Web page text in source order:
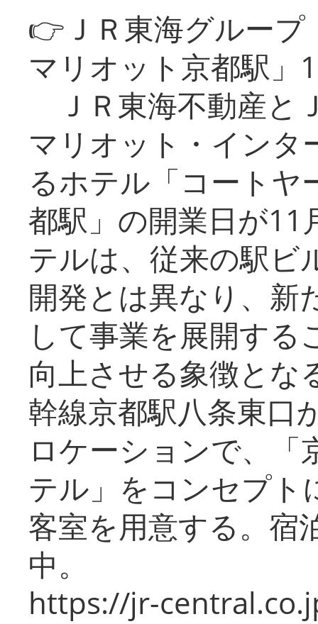
👉ＪＲ東海グルー
マリオット京都駅」
ＪＲ東海不動産と
マリオット・インタ
るホテル「コートヤ
都駅」の開業日が11
テルは、従来の駅ビ
開発とは異なり、新
して事業を展開する
向上させる象徴とな
幹線京都駅八条東口
ロケーションで、「
テル」をコンセプト
客室を用意する。宿
中。
https://jr-